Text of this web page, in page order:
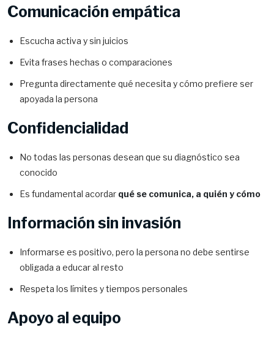
Comunicación empática
Escucha activa y sin juicios
Evita frases hechas o comparaciones
Pregunta directamente qué necesita y cómo prefiere ser
apoyada la persona
Confidencialidad
No todas las personas desean que su diagnóstico sea
conocido
Es fundamental acordar qué se comunica, a quién y cómo
Información sin invasión
Informarse es positivo, pero la persona no debe sentirse
obligada a educar al resto
Respeta los límites y tiempos personales
Apoyo al equipo